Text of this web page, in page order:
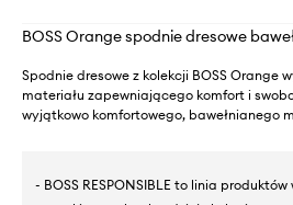
BOSS Orange spodnie dresowe
Spodnie dresowe z kolekcji BOSS Orange
materiału zapewniającego komfort i
wyjątkowo komfortowego, bawełnianego
- BOSS RESPONSIBLE to linia